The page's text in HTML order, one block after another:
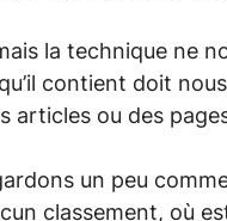
la technique ne
contient doit
articles ou des
un peu
classement, où